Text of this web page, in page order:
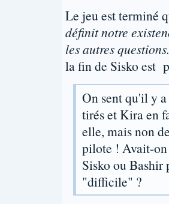
Le jeu est terminé
définit notre
les autres
la fin de Sisko est
On sent qu'il y
tirés et Kira en
elle, mais non
pilote ! Avait-on
Sisko ou Bashir
"difficile" ?